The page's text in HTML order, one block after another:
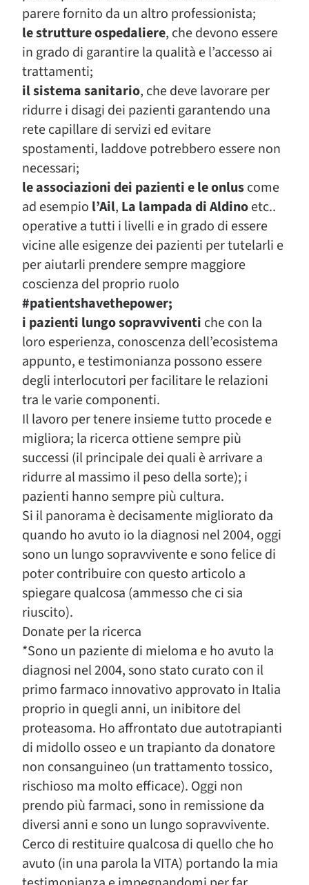
parere fornito da un altro professionista;
le strutture ospedaliere, che devono essere
in grado di garantire la qualità e l’accesso ai
trattamenti;
il sistema sanitario, che deve lavorare per
ridurre i disagi dei pazienti garantendo una
rete capillare di servizi ed evitare
spostamenti, laddove potrebbero essere non
necessari;
le associazioni dei pazienti e le onluscome
ad esempio l’Ail, La lampada di Aldinoetc..
operative a tutti i livelli e in grado di essere
vicine alle esigenze dei pazienti per tutelarli e
per aiutarli prendere sempre maggiore
coscienza del proprio ruolo
#patientshavethepower;
i pazienti lungo sopravviventi che con la
loro esperienza, conoscenza dell’ecosistema
appunto, e testimonianza possono essere
degli interlocutori per facilitare le relazioni
tra le varie componenti.
Il lavoro per tenere insieme tutto procede e
migliora; la ricerca ottiene sempre più
successi (il principale dei quali è arrivare a
ridurre al massimo il peso della sorte); i
pazienti hanno sempre più cultura.
Si il panorama è decisamente migliorato da
quando ho avuto io la diagnosi nel 2004, oggi
sono un lungo sopravvivente e sono felice di
poter contribuire con questo articolo a
spiegare qualcosa (ammesso che ci sia
riuscito).
Donate per la ricerca
*Sono un paziente di mieloma e ho avuto la
diagnosi nel 2004, sono stato curato con il
primo farmaco innovativo approvato in Italia
proprio in quegli anni, un inibitore del
proteasoma. Ho affrontato due autotrapianti
di midollo osseo e un trapianto da donatore
non consanguineo (un trattamento tossico,
rischioso ma molto efficace). Oggi non
prendo più farmaci, sono in remissione da
diversi anni e sono un lungo sopravvivente.
Cerco di restituire qualcosa di quello che ho
avuto (in una parola la VITA) portando la mia